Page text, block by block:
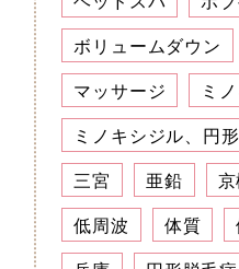
ボリュームダウン
マッサージ
ミ
ミノキシジル、円
三宮
亜鉛
低周波
体質